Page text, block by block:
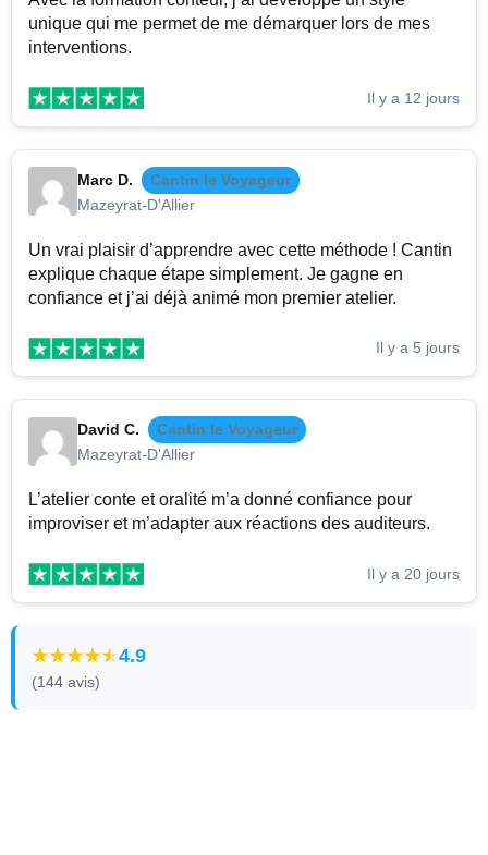
unique qui me permet de me démarquer lors de mes
interventions.
Il y a 12 jours
Marc D.
Cantin le Voyageur
Mazeyrat-D'Allier
Un vrai plaisir d’apprendre avec cette méthode ! Cantin
explique chaque étape simplement. Je gagne en
confiance et j’ai déjà animé mon premier atelier.
Il y a 5 jours
David C.
Cantin le Voyageur
Mazeyrat-D'Allier
L’atelier conte et oralité m’a donné confiance pour
improviser et m’adapter aux réactions des auditeurs.
Il y a 20 jours
4.9
(144 avis)